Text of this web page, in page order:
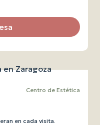
Centro de Estética
en cada visita.